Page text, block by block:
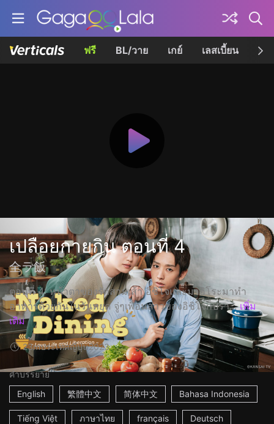
ฟรี BL/วาย เกย์ เลสเบี้ยน เค
เปลือยกายกิน ตอนที่ 4
全ラ飯
ตอนที่ 4: หน้าตาของรักสามเส้า อิชิโจและมาฮิโระมาทำ
อาหารด้วยกันในวันหยุด จู่ๆเพื่อนสาวของอิชิโจก็ปรา... เพิ่ม
เติม
23mประเทศญี่ปุ่น2023
คำบรรยาย
English
繁體中文 简体中文 Bahasa Indonesia
Tiếng Việt ภาษาไทย français Deutsch